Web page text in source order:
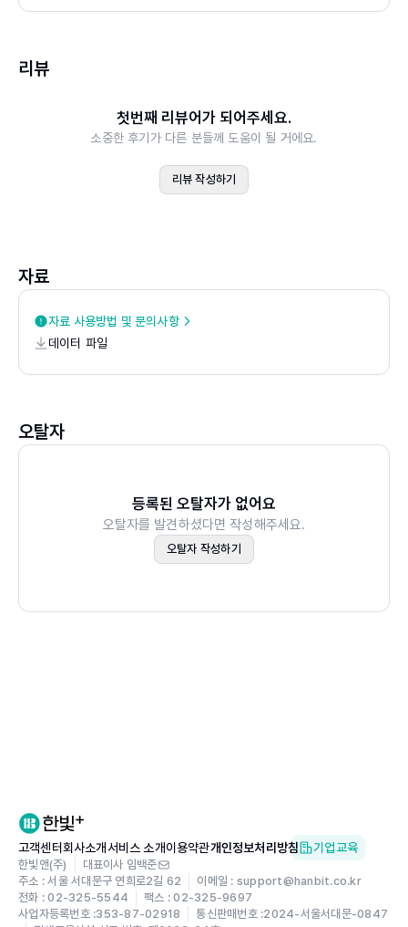
CHAPTER 04. 평균 이해하기
CHAPTER 06. 그래프 만들기
CHAPTER 08. 신뢰도와 타당도 이해를 위한 첫걸음
PART 04 재미와 이윤, 두 마리 토끼 잡기
CHAPTER 09. 여러분의 질문을 검정해보세요 : 가설 검정
CHAPTER 11. 대단히 유의미하다! 무슨 의미일까요?
CHAPTER 12. 외로운 사람을 위한 단일 표본 z-검정
CHAPTER 13. 둘을 위한 t(ea) : 다른 집단 간의 평균 차이
CHAPTER 14. 다시, 둘을 위한 t(ea) : 연관된 두 집단의
평균 차이 검정
CHAPTER 16. 요인 두 개는 너무 많아요
CHAPTER 17. 관계 및 상관계수의 유의성 검정
부록 E 데이터 수집의 십계명
부록 F 용어집
부록 G 보상 : 브라우니 레시피
리뷰
첫번째 리뷰어가 되어주세요.
소중한 후기가 다른 분들께 도움이 될 거에요.
리뷰 작성하기
자료
자료 사용방법 및 문의사항
데이터 파일
오탈자
등록된 오탈자가 없어요
오탈자를 발견하셨다면 작성해주세요.
오탈자 작성하기
고객센터회사소개서비스 소개이용약관개인정보처리방침 기업교육
한빛앤(주)
대표이사 임백준
주소 : 서울 서대문구 연희로2길 62
이메일 : support@hanbit.co.kr
전화 : 02-325-5544
팩스 : 02-325-9697
사업자등록번호 :353-87-02918 통신판매번호 :2024-서울서대문-0847